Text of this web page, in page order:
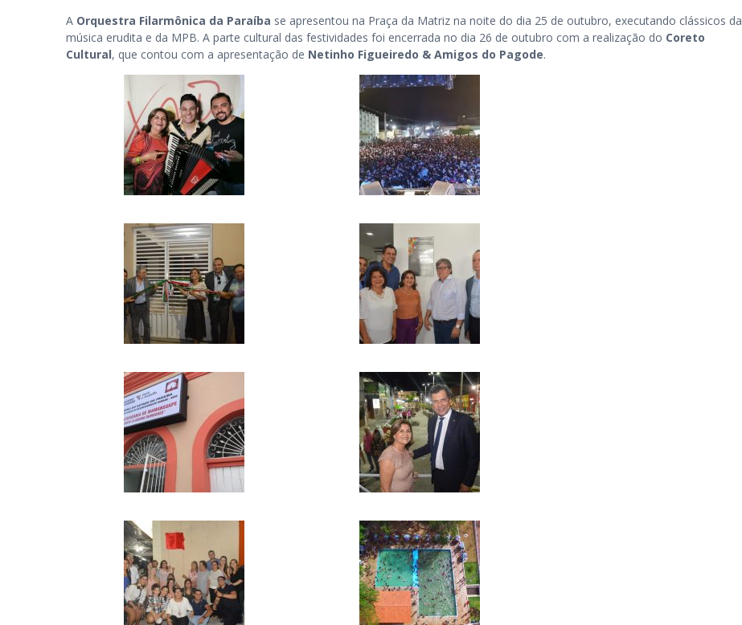
A Orquestra Filarmônica da Paraíba se apresentou na Praça da Matriz na noite do dia 25 de outubro, executando clássicos da
música erudita e da MPB. A parte cultural das festividades foi encerrada no dia 26 de outubro com a realização do Coreto
Cultural, que contou com a apresentação de Netinho Figueiredo & Amigos do Pagode.